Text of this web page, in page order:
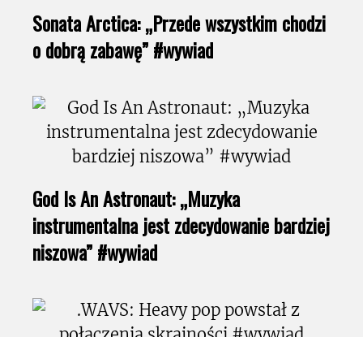
Sonata Arctica: „Przede wszystkim chodzi
o dobrą zabawę” #wywiad
God Is An Astronaut: „Muzyka
instrumentalna jest zdecydowanie bardziej
niszowa” #wywiad